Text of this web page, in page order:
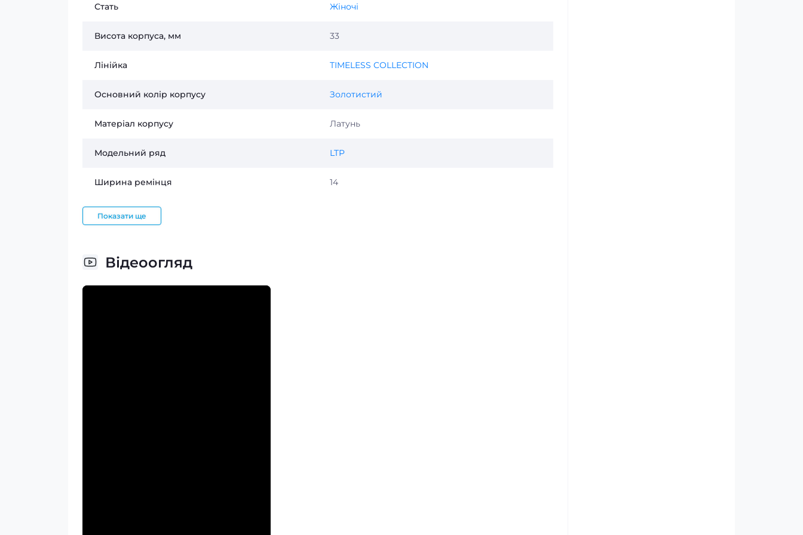
Стать Жіночі
Висота корпуса, мм 33
Лінійка TIMELESS COLLECTION
Основний колір корпусу Золотистий
Матеріал корпусу Латунь
Модельний ряд LTP
Ширина ремінця 14
Показати ще
Відеоогляд